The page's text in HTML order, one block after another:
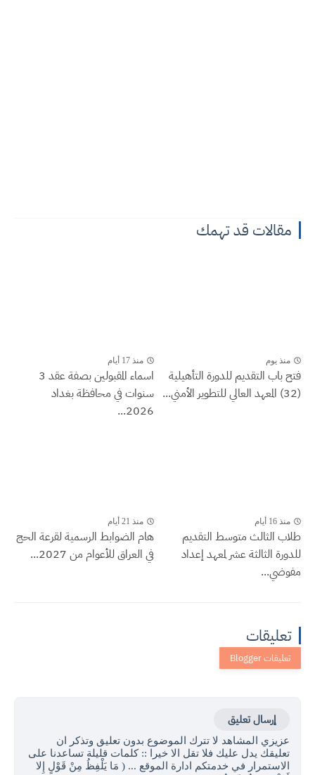
مقالات قد تهمك
منذ يوم
فتح باب التقديم للدورة التأهيلية
(32) المعهد العالي للتطوير الأمني...
منذ 17 أيام
اسماء المقبولين بصفة عقد 3
سنوات في محافظة بغداد
2026...
منذ 16 أيام
طلاب الثالث متوسط التقديم
للدورة الثالثة عشر لمعهد إعداد
مفوضي...
منذ 21 أيام
هام الضوابط الرسمية لقرعة الحج
في العراق للأعوام من 2027...
تعليقات
إرسال تعليق
عزيزي المشاهد لا تترك الموضوع بدون تعليق وتذكر ان
تعليقك يدل عليك فلا تقل الا خيرا :: كلمات قليلة تساعدنا على
الاستمرار في خدمتكم ادارة الموقع ... ( مَا يَلْفِظُ مِنْ قَوْلٍ إِلا